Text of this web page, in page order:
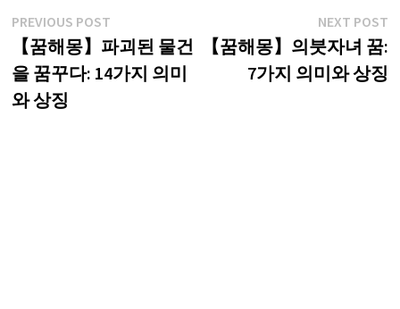
글
탐
색
PREVIOUS POSTPrevious
post:
【꿈해몽】파괴된 물건
을 꿈꾸다: 14가지 의미
와 상징
NEXT POST
【꿈해몽】의붓자녀 꿈:
7가지 의미와 상징